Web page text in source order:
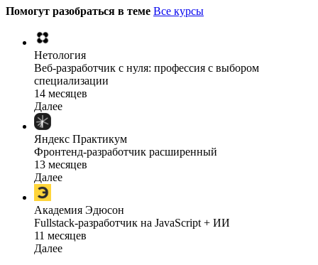
Помогут разобраться в теме Все курсы
Нетология
Веб-разработчик с нуля: профессия с выбором
специализации
14 месяцев
Далее
Яндекс Практикум
Фронтенд-разработчик расширенный
13 месяцев
Далее
Академия Эдюсон
Fullstack-разработчик на JavaScript + ИИ
11 месяцев
Далее